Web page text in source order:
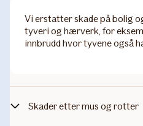
Vi erstatter skade på bolig
tyveri og hærverk, for
innbrudd hvor tyvene også
Skader etter mus og rotter